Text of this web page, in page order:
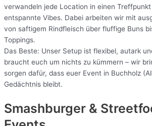
verwandeln jede Location in einen
entspannte Vibes. Dabei arbeiten wir mit
von saftigem Rindfleisch über fluffige Buns
Toppings.
Das Beste: Unser Setup ist flexibel, autark
braucht euch um nichts zu kümmern – wir
sorgen dafür, dass euer Event in Buchholz
Gedächtnis bleibt.
Smashburger &